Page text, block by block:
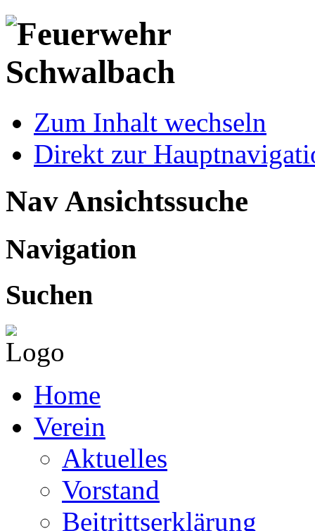
Zum Inhalt wechseln
Direkt zur
Nav Ansichtssuche
Navigation
Suchen
Home
Verein
Aktuelles
Vorstand
Beitrittserklärung